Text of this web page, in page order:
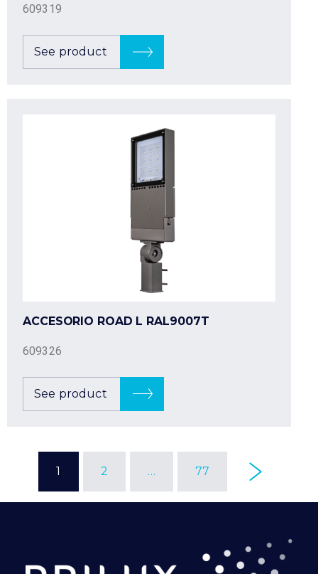
609319
See product
ACCESORIO ROAD L RAL9007T
609326
See product
1 2 … 77